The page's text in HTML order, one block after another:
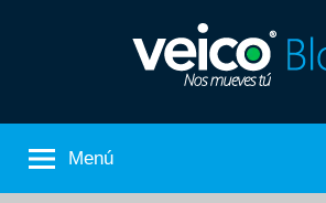
Nos
Mueves
de
Veico
Menú